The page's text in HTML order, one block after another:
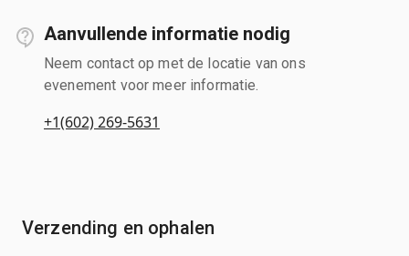
Aanvullende informatie nodig
Neem contact op met de locatie van ons
evenement voor meer informatie.
+1(602) 269-5631
Verzending en ophalen